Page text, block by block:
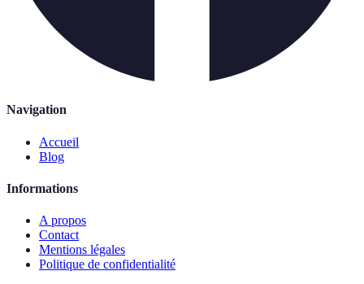
Navigation
Accueil
Blog
Informations
A propos
Contact
Mentions légales
Politique de confidentialité